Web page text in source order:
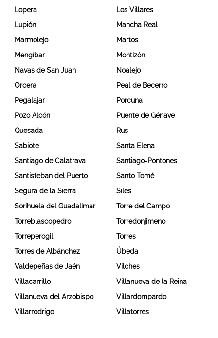
Lopera
Los Villares
Lupión
Mancha Real
Marmolejo
Martos
Mengíbar
Montizón
Navas de San Juan
Noalejo
Orcera
Peal de Becerro
Pegalajar
Porcuna
Pozo Alcón
Puente de Génave
Quesada
Rus
Sabiote
Santa Elena
Santiago de Calatrava
Santiago-Pontones
Santisteban del Puerto
Santo Tomé
Segura de la Sierra
Siles
Sorihuela del Guadalimar
Torre del Campo
Torreblascopedro
Torredonjimeno
Torreperogil
Torres
Torres de Albánchez
Úbeda
Valdepeñas de Jaén
Vilches
Villacarrillo
Villanueva de la Reina
Villanueva del Arzobispo
Villardompardo
Villarrodrigo
Villatorres